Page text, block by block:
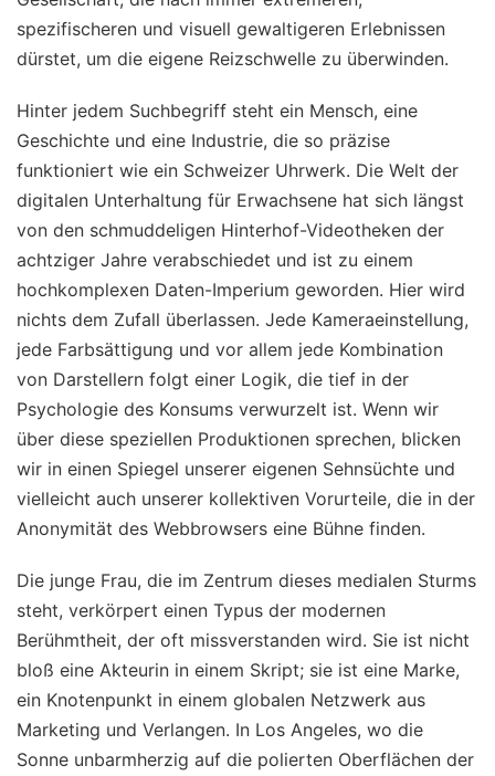
spezifischeren und visuell gewaltigeren Erlebnissen
dürstet, um die eigene Reizschwelle zu überwinden.
Hinter jedem Suchbegriff steht ein Mensch, eine
Geschichte und eine Industrie, die so präzise
funktioniert wie ein Schweizer Uhrwerk. Die Welt der
digitalen Unterhaltung für Erwachsene hat sich längst
von den schmuddeligen Hinterhof-Videotheken der
achtziger Jahre verabschiedet und ist zu einem
hochkomplexen Daten-Imperium geworden. Hier wird
nichts dem Zufall überlassen. Jede Kameraeinstellung,
jede Farbsättigung und vor allem jede Kombination
von Darstellern folgt einer Logik, die tief in der
Psychologie des Konsums verwurzelt ist. Wenn wir
über diese speziellen Produktionen sprechen, blicken
wir in einen Spiegel unserer eigenen Sehnsüchte und
vielleicht auch unserer kollektiven Vorurteile, die in der
Anonymität des Webbrowsers eine Bühne finden.
Die junge Frau, die im Zentrum dieses medialen Sturms
steht, verkörpert einen Typus der modernen
Berühmtheit, der oft missverstanden wird. Sie ist nicht
bloß eine Akteurin in einem Skript; sie ist eine Marke,
ein Knotenpunkt in einem globalen Netzwerk aus
Marketing und Verlangen. In Los Angeles, wo die
Sonne unbarmherzig auf die polierten Oberflächen der